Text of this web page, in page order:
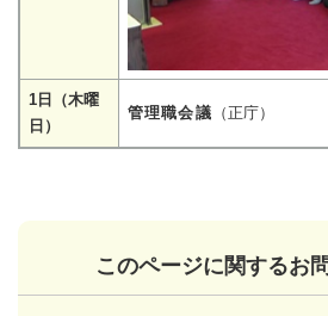
1日（木曜
日）
管理職会議 （正庁）
このページに関するお